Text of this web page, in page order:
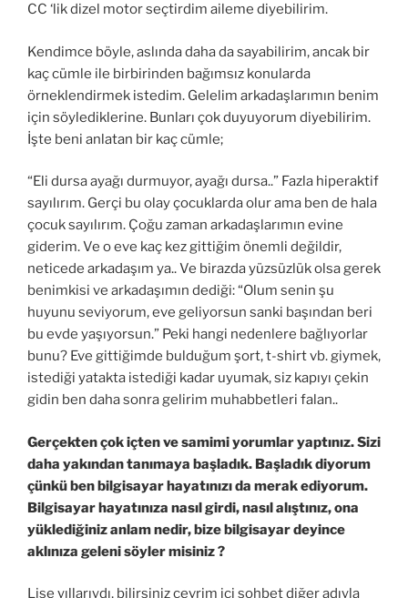
CC ‘lik dizel motor seçtirdim aileme diyebilirim.
Kendimce böyle, aslında daha da sayabilirim, ancak bir
kaç cümle ile birbirinden bağımsız konularda
örneklendirmek istedim. Gelelim arkadaşlarımın benim
için söylediklerine. Bunları çok duyuyorum diyebilirim.
İşte beni anlatan bir kaç cümle;
“Eli dursa ayağı durmuyor, ayağı dursa..” Fazla hiperaktif
sayılırım. Gerçi bu olay çocuklarda olur ama ben de hala
çocuk sayılırım. Çoğu zaman arkadaşlarımın evine
giderim. Ve o eve kaç kez gittiğim önemli değildir,
neticede arkadaşım ya.. Ve birazda yüzsüzlük olsa gerek
benimkisi ve arkadaşımın dediği: “Olum senin şu
huyunu seviyorum, eve geliyorsun sanki başından beri
bu evde yaşıyorsun.” Peki hangi nedenlere bağlıyorlar
bunu? Eve gittiğimde bulduğum şort, t-shirt vb. giymek,
istediği yatakta istediği kadar uyumak, siz kapıyı çekin
gidin ben daha sonra gelirim muhabbetleri falan..
Gerçekten çok içten ve samimi yorumlar yaptınız. Sizi
daha yakından tanımaya başladık. Başladık diyorum
çünkü ben bilgisayar hayatınızı da merak ediyorum.
Bilgisayar hayatınıza nasıl girdi, nasıl alıştınız, ona
yüklediğiniz anlam nedir, bize bilgisayar deyince
aklınıza geleni söyler misiniz ?
Lise yıllarıydı, bilirsiniz çevrim içi sohbet diğer adıyla